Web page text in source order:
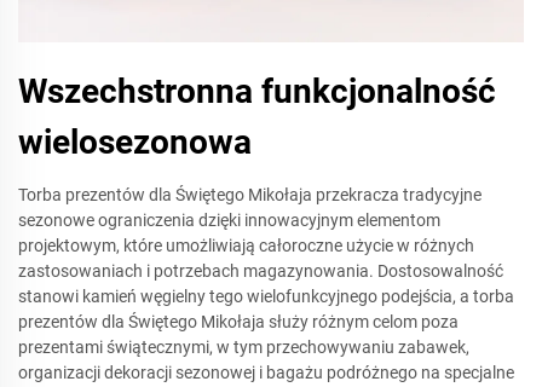
Wszechstronna funkcjonalność
wielosezonowa
Torba prezentów dla Świętego Mikołaja przekracza tradycyjne
sezonowe ograniczenia dzięki innowacyjnym elementom
projektowym, które umożliwiają całoroczne użycie w różnych
zastosowaniach i potrzebach magazynowania. Dostosowalność
stanowi kamień węgielny tego wielofunkcyjnego podejścia, a torba
prezentów dla Świętego Mikołaja służy różnym celom poza
prezentami świątecznymi, w tym przechowywaniu zabawek,
organizacji dekoracji sezonowej i bagażu podróżnego na specjalne